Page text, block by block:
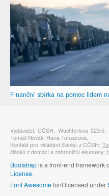
Finanční sbírka na pomoc lidem
Vydavatel: CČSH, Wuchterlova 523/
Tomáš Novák, Hana Tonzarová.
Kontakt pro vkládání článků z CČSH:
článků z domácí a zahraniční ekumeny:
Bootstrapis a front-end framework
License.
Font Awesomefont licensed under